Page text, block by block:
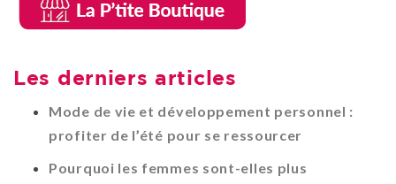
Les derniers articles
Mode de vie et développement personnel :
profiter de l’été pour se ressourcer
Pourquoi les femmes sont-elles plus